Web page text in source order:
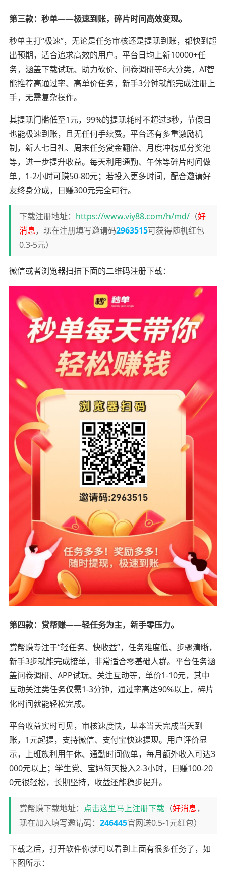
第三款：秒单——极速到账，碎片时间高效变现。
秒单主打“极速”，无论是任务审核还是提现到账，都快到超
出预期，适合追求高效的用户。平台日均上新10000+任
务，涵盖下载试玩、助力砍价、问卷调研等6大分类，AI智
能推荐高通过率、高单价任务，新手3分钟就能完成注册上
手，无需复杂操作。
其提现门槛低至1元，99%的提现耗时不超过3秒，节假日
也能极速到账，且无任何手续费。平台还有多重激励机
制，新人七日礼、周末任务赏金翻倍、月度冲榜瓜分奖池
等，进一步提升收益。每天利用通勤、午休等碎片时间做
单，1-2小时可赚50-80元；若投入更多时间，配合邀请好
友终身分成，日赚300元完全可行。
下载注册地址： https://www.viy88.com/h/md/（好
消息，现在注册填写邀请码2963515可获得随机红包
0.3-5元）
微信或者浏览器扫描下面的二维码注册下载：
第四款：赏帮赚——轻任务为主，新手零压力。
赏帮赚专注于“轻任务、快收益”，任务难度低、步骤清晰，
新手3步就能完成接单，非常适合零基础人群。平台任务涵
盖问卷调研、APP试玩、关注互动等，单价1-10元，其中
互动关注类任务仅需1-3分钟，通过率高达90%以上，碎片
化时间就能轻松完成。
平台收益实时可见，审核速度快，基本当天完成当天到
账，1元起提，支持微信、支付宝快速提现。用户评价显
示，上班族利用午休、通勤时间做单，每月额外收入可达3
000元以上；学生党、宝妈每天投入2-3小时，日赚100-20
0元很轻松，长期坚持，收益还能稳步提升。
赏帮赚下载地址： 点击这里马上注册下载（好消息，
现在加入填写邀请码： 246445官网送0.5-1元红包）
下载之后，打开软件你就可以看到上面有很多任务了，如
下图所示：